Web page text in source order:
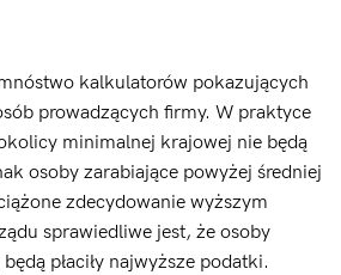
kalkulatorów pokazujących
prowadzących firmy. W praktyce
minimalnej krajowej nie będą
osoby zarabiające powyżej średniej
zdecydowanie wyższym
sprawiedliwe jest, że osoby
płaciły najwyższe podatki.